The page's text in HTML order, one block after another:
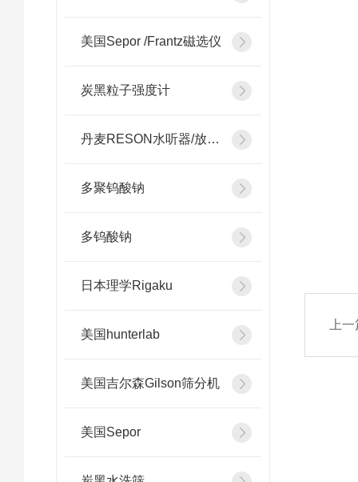
美国Sepor /Frantz磁选仪
炭黑粒子强度计
丹麦RESON水听器/放大器
多聚钨酸钠
多钨酸钠
日本理学Rigaku
美国hunterlab
美国吉尔森Gilson筛分机
美国Sepor
上